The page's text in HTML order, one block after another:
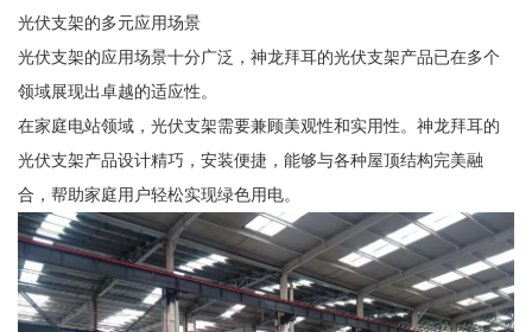
光伏支架的多元应用场景
光伏支架的应用场景十分广泛，神龙拜耳的光伏支架产品已在多个
领域展现出卓越的适应性。
在家庭电站领域，光伏支架需要兼顾美观性和实用性。神龙拜耳的
光伏支架产品设计精巧，安装便捷，能够与各种屋顶结构完美融
合，帮助家庭用户轻松实现绿色用电。